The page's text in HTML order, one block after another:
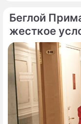
Беглой
жесткое